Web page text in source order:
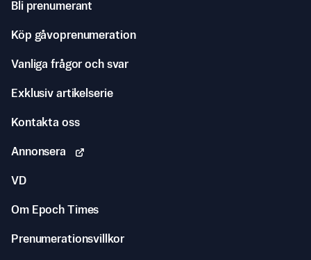
Bli prenumerant
Köp gåvoprenumeration
Vanliga frågor och svar
Exklusiv artikelserie
Kontakta oss
Annonsera
VD
Om Epoch Times
Prenumerationsvillkor